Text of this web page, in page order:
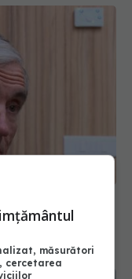
cu dobândă
măsurători
cercetarea